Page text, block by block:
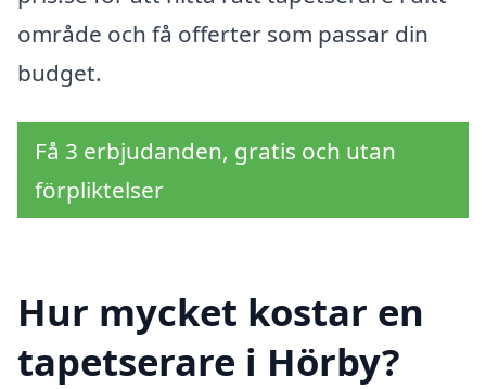
område och få offerter som passar din
budget.
Få 3 erbjudanden, gratis och utan
förpliktelser
Hur mycket kostar en
tapetserare i Hörby?